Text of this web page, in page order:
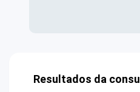
Resultados da